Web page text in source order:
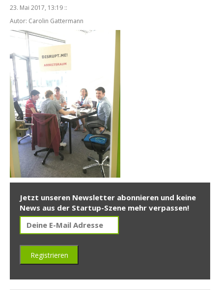
23. Mai 2017, 13:19 ::
Autor: Carolin Gattermann
Jetzt unseren Newsletter abonnieren und keine
News aus der Startup-Szene mehr verpassen!